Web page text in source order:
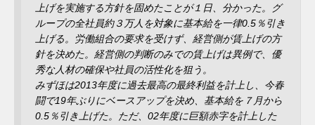
上げを実施する方針を固めたことが１日、分かった。グ
ループの全社員約３万人を対象に基本給を一律0.5％引き
上げる。労働組合の要求を受けず、経営側が賃上げの方
針を決めた。経営側の判断のみでの賃上げは異例で、優
秀な人材の確保や社員の活性化を狙う。
みずほは2013年度に過去最高の最終利益を計上し、今春
闘で19年ぶりにベースアップを決め、基本給を７月から
0.5％引き上げた。ただ、02年度に巨額赤字を計上した